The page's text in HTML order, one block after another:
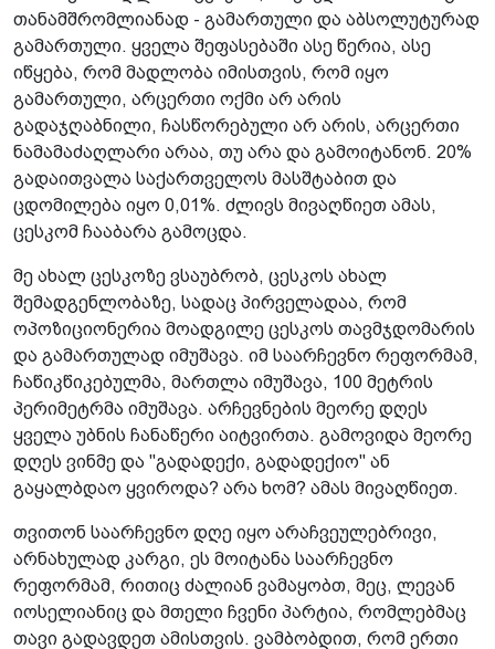
თანამშრომლიანად - გამართული და აბსოლუტურად
გამართული. ყველა შეფასებაში ასე წერია, ასე
იწყება, რომ მადლობა იმისთვის, რომ იყო
გამართული, არცერთი ოქმი არ არის
გადაჯღაბნილი, ჩასწორებული არ არის, არცერთი
ნამამაძაღლარი არაა, თუ არა და გამოიტანონ. 20%
გადაითვალა საქართველოს მასშტაბით და
ცდომილება იყო 0,01%. ძლივს მივაღწიეთ ამას,
ცესკომ ჩააბარა გამოცდა.
მე ახალ ცესკოზე ვსაუბრობ, ცესკოს ახალ
შემადგენლობაზე, სადაც პირველადაა, რომ
ოპოზიციონერია მოადგილე ცესკოს თავმჯდომარის
და გამართულად იმუშავა. იმ საარჩევნო რეფორმამ,
ჩაწიკწიკებულმა, მართლა იმუშავა, 100 მეტრის
პერიმეტრმა იმუშავა. არჩევნების მეორე დღეს
ყველა უბნის ჩანაწერი აიტვირთა. გამოვიდა მეორე
დღეს ვინმე და "გადადექი, გადადექიო" ან
გაყალბდაო ყვიროდა? არა ხომ? ამას მივაღწიეთ.
თვითონ საარჩევნო დღე იყო არაჩვეულებრივი,
არნახულად კარგი, ეს მოიტანა საარჩევნო
რეფორმამ, რითიც ძალიან ვამაყობთ, მეც, ლევან
იოსელიანიც და მთელი ჩვენი პარტია, რომლებმაც
თავი გადავდეთ ამისთვის. ვამბობდით, რომ ერთი